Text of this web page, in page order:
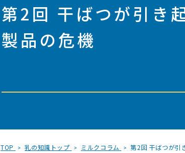
第2回 干ばつが引き
製品の危機
TOP 乳の知識トップ ミルクコラム 第2回 干ばつが引